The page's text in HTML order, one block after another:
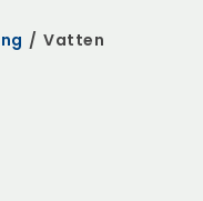
/ Vatten